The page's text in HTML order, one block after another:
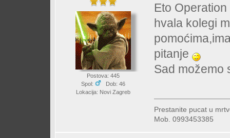
Postova: 445
Spol:
Dob: 46
Lokacija: Novi Zagreb
Eto
hvala kolegi
pitanje
Sad možemo
Prestanite pucat u
Mob. 0993453385